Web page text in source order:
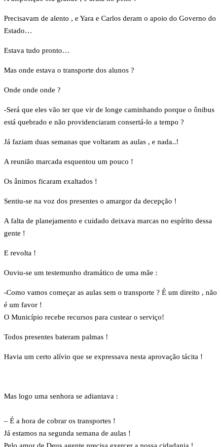
Precisavam de alento , e Yara e Carlos deram o apoio do Governo do
Estado…
Estava tudo pronto…
Mas onde estava o transporte dos alunos ?
Onde onde onde ?
-Será que eles vão ter que vir de longe caminhando porque o ônibus
está quebrado e não providenciaram consertá-lo a tempo ?
Já faziam duas semanas que voltaram as aulas , e nada..!
A reunião marcada esquentou um pouco !
Os ânimos ficaram exaltados !
Sentiu-se na voz dos presentes o amargor da decepção !
A falta de planejamento e cuidado deixava marcas no espírito dessa
gente !
E revolta !
Ouviu-se um testemunho dramático de uma mãe :
-Como vamos começar as aulas sem o transporte ? É um direito , não
é um favor !
O Município recebe recursos para custear o serviço!
Todos presentes bateram palmas !
Havia um certo alívio que se expressava nesta aprovação tácita !
Mas logo uma senhora se adiantava :
– É a hora de cobrar os transportes !
Já estamos na segunda semana de aulas !